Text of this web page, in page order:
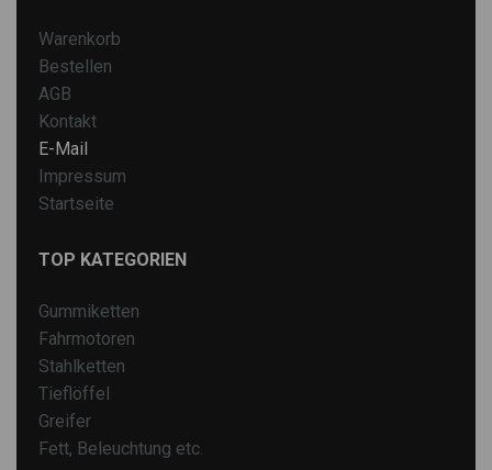
Warenkorb
Bestellen
AGB
Kontakt
E-Mail
Impressum
Startseite
TOP KATEGORIEN
Gummiketten
Fahrmotoren
Stahlketten
Tieflöffel
Greifer
Fett, Beleuchtung etc.